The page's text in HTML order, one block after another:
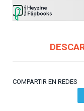
COMPARTIR EN REDES